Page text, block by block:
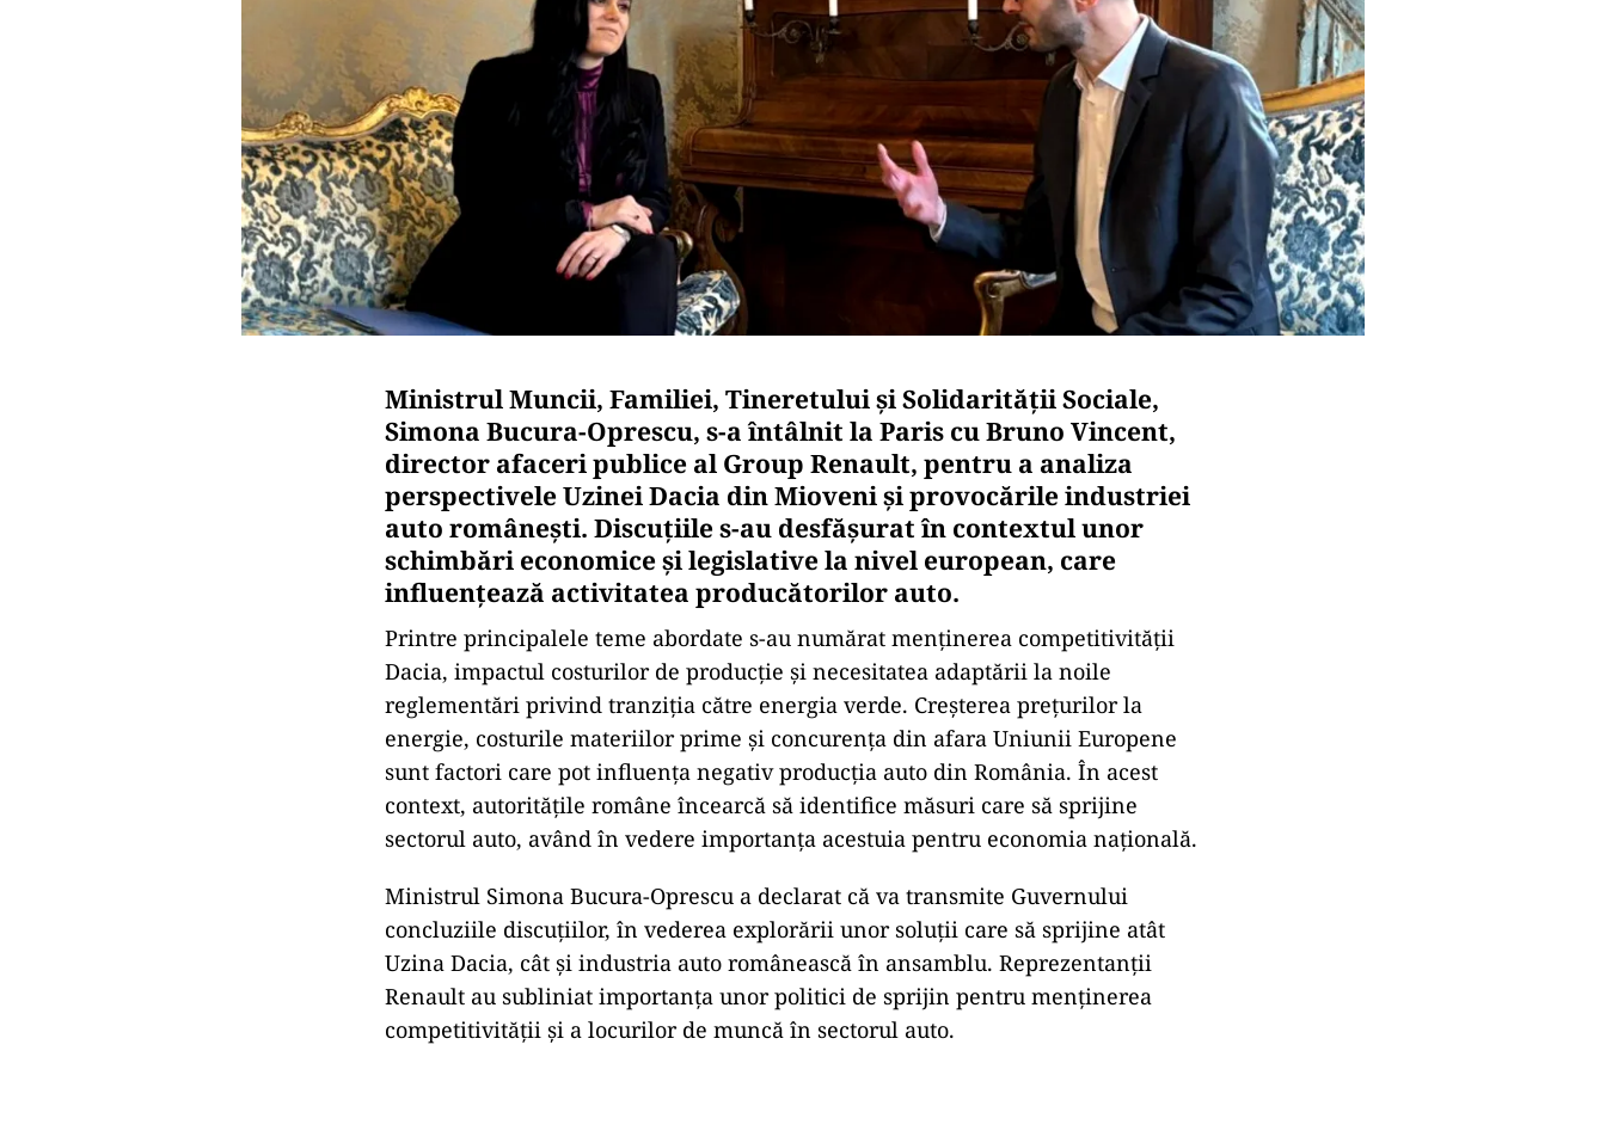
Ministrul Muncii, Familiei, Tineretului și Solidarității Sociale,
Simona Bucura-Oprescu, s-a întâlnit la Paris cu Bruno Vincent,
director afaceri publice al Group Renault, pentru a analiza
perspectivele Uzinei Dacia din Mioveni și provocările industriei
auto românești. Discuțiile s-au desfășurat în contextul unor
schimbări economice și legislative la nivel european, care
influențează activitatea producătorilor auto.
Printre principalele teme abordate s-au numărat menținerea competitivității
Dacia, impactul costurilor de producție și necesitatea adaptării la noile
reglementări privind tranziția către energia verde. Creșterea prețurilor la
energie, costurile materiilor prime și concurența din afara Uniunii Europene
sunt factori care pot influența negativ producția auto din România. În acest
context, autoritățile române încearcă să identifice măsuri care să sprijine
sectorul auto, având în vedere importanța acestuia pentru economia națională.
Ministrul Simona Bucura-Oprescu a declarat că va transmite Guvernului
concluziile discuțiilor, în vederea explorării unor soluții care să sprijine atât
Uzina Dacia, cât și industria auto românească în ansamblu. Reprezentanții
Renault au subliniat importanța unor politici de sprijin pentru menținerea
competitivității și a locurilor de muncă în sectorul auto.